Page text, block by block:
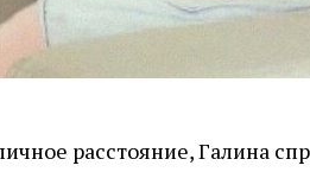
расстояние, Галина